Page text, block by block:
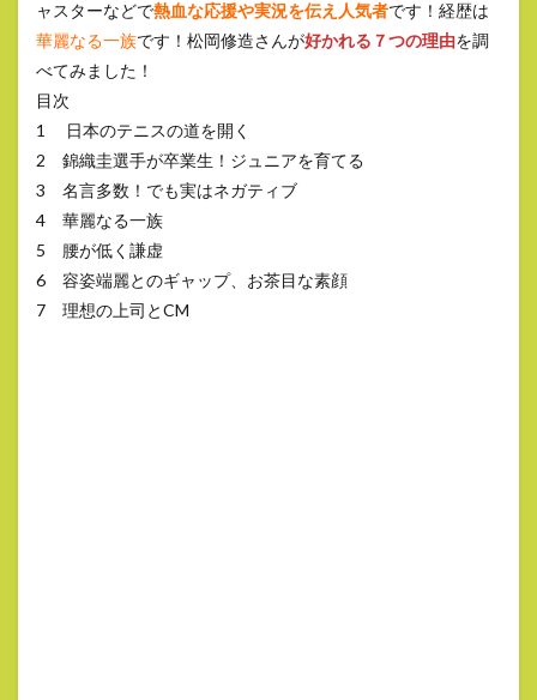
ャスターなどで熱血な応援や実況を伝え人気者です！経歴は
華麗なる一族です！松岡修造さんが好かれる７つの理由を調
べてみました！
目次
1 日本のテニスの道を開く
2 錦織圭選手が卒業生！ジュニアを育てる
3 名言多数！でも実はネガティブ
4 華麗なる一族
5 腰が低く謙虚
6 容姿端麗とのギャップ、お茶目な素顔
7 理想の上司とCM